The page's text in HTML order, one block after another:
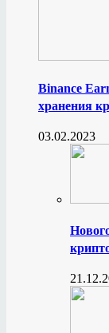
Binance
хранения
03.02.2023